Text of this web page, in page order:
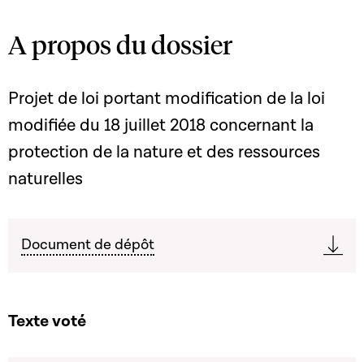
A propos du dossier
Projet de loi portant modification de la loi
modifiée du 18 juillet 2018 concernant la
protection de la nature et des ressources
naturelles
Document de dépôt
Texte voté